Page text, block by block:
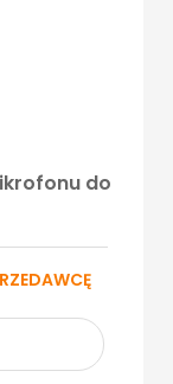
do